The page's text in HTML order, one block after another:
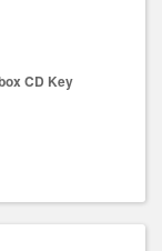
CD Key